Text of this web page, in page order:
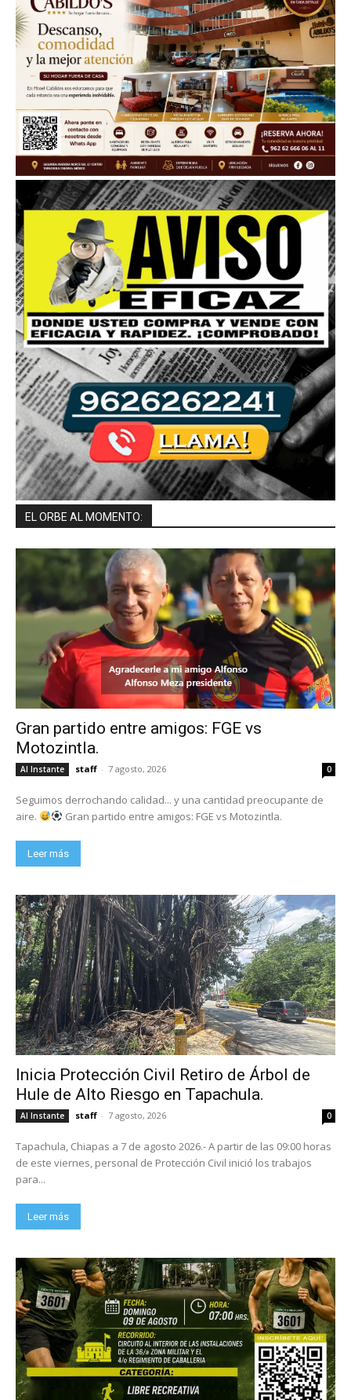
EL ORBE AL MOMENTO:
Gran partido entre amigos: FGE vs
Motozintla.
Al Instante staff - 7 agosto, 2026 0
Seguimos derrochando calidad... y una cantidad preocupante de
aire.
Gran partido entre amigos: FGE vs Motozintla.
Leer más
Inicia Protección Civil Retiro de Árbol de
Hule de Alto Riesgo en Tapachula.
Al Instante staff - 7 agosto, 2026 0
Tapachula, Chiapas a 7 de agosto 2026.- A partir de las 09:00 horas
de este viernes, personal de Protección Civil inició los trabajos
para...
Leer más